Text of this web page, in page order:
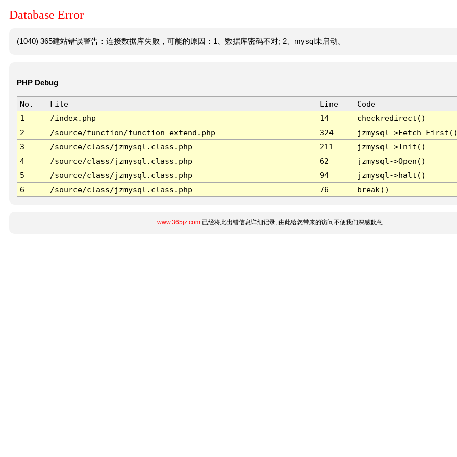
Database Error
(1040) 365建站错误警告：连接数据库失败，可能的原因：1、数据库密码不对; 2、mysql未启动。
PHP Debug
No. File Line
Code
1
/index.php 14
checkredirect()
2
/source/function/function_extend.php 324
jzmysql-
3
/source/class/jzmysql.class.php 211
jzmysql->Init()
4
/source/class/jzmysql.class.php 62
jzmysql->Open()
5
/source/class/jzmysql.class.php 94
jzmysql->halt()
6
/source/class/jzmysql.class.php 76 break()
www.365jz.com已经将此出错信息详细记录, 由此给您带来的访问不便我们深感歉意.